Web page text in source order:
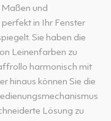
und
in Ihr Fenster
Sie haben die
Leinenfarben zu
harmonisch mit
hinaus können Sie die
Lösung zu